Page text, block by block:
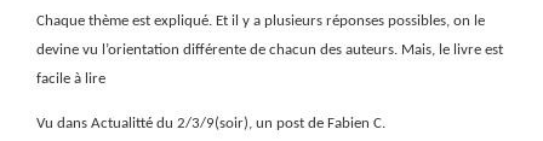
Chaque thème est expliqué. Et il y a plusieurs réponses possibles, on le
devine vu l’orientation différente de chacun des auteurs. Mais, le livre est
facile à lire
Vu dans Actualitté du 2/3/9(soir), un post de Fabien C.